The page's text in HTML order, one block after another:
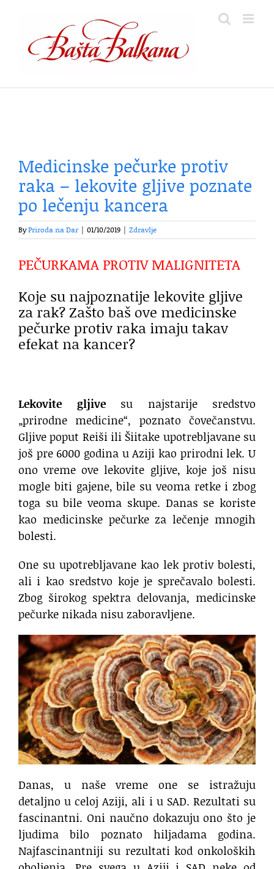
content
Medicinske pečurke protiv
raka – lekovite gljive poznate
po lečenju kancera
ByPriroda na Dar 01/10/2019 Zdravlje
PEČURKAMA PROTIV MALIGNITETA
Koje su najpoznatije lekovite gljive
za rak? Zašto baš ove medicinske
pečurke protiv raka imaju takav
efekat na kancer?
Lekovite gljivesu najstarije sredstvo
„prirodne medicine“, poznato čovečanstvu.
Gljive poput Reiši ili Šiitake upotrebljavane su
još pre 6000 godina u Aziji kao prirodni lek. U
ono vreme ove lekovite gljive, koje još nisu
mogle biti gajene, bile su veoma retke i zbog
toga su bile veoma skupe. Danas se koriste
kao medicinske pečurke za lečenje mnogih
bolesti.
One su upotrebljavane kao lek protiv bolesti,
ali i kao sredstvo koje je sprečavalo bolesti.
Zbog širokog spektra delovanja, medicinske
pečurke nikada nisu zaboravljene.
Danas, u naše vreme one se istražuju
detaljno u celoj Aziji, ali i u SAD. Rezultati su
fascinantni. Oni naučno dokazuju ono što je
ljudima bilo poznato hiljadama godina.
Najfascinantniji su rezultati kod onkoloških